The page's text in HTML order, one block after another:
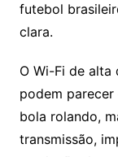
futebol
clara.
O Wi-Fi de alta
podem parecer
bola rolando,
transmissão,